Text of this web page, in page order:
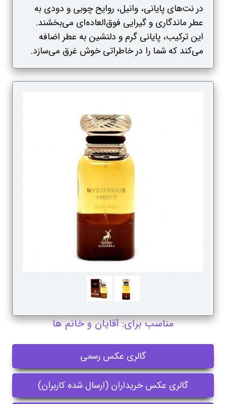
در نت‌های پایانی، وانیل، روایح چوبی و دودی به
عطر ماندگاری و گیرایی فوق‌العاده‌ای می‌بخشند.
این ترکیب، پایانی گرم و دلنشین به عطر اضافه
می‌کند که شما را در خاطراتی خوش غرق می‌سازد.
مناسب برای: آقایان و خانم ها
گالری عکس رسمی
گالری عکس خریداران (ارسال شده کاربران)